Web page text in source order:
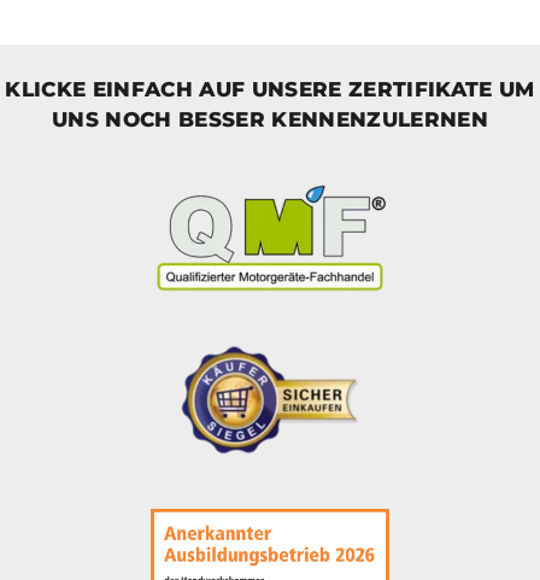
KLICKE EINFACH AUF UNSERE ZERTIFIKATE UM
UNS NOCH BESSER KENNENZULERNEN